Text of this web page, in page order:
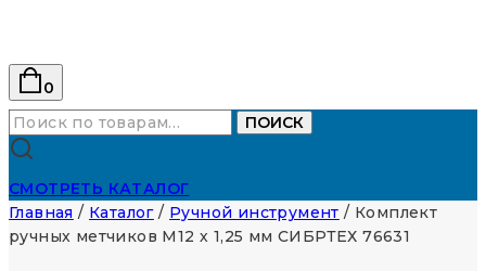
0
Искать:
ПОИСК
СМОТРЕТЬ КАТАЛОГ
Главная / Каталог / Ручной инструмент / Комплект
ручных метчиков М12 х 1,25 мм СИБРТЕХ 76631